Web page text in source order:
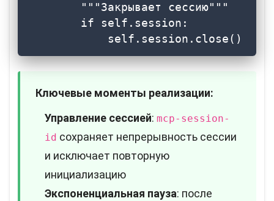
        """Закрывает сессию"""
        if self.session:
            self.session.close()
Ключевые моменты реализации:
Управление сессией: mcp-session-
id сохраняет непрерывность сессии
и исключает повторную
инициализацию
Экспоненциальная пауза: после